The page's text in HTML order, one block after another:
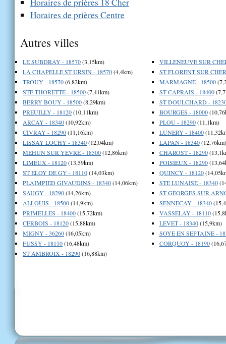
Horaires de prières Centre
Autres villes
LE SUBDRAY - 18570(3,15km)
LA CHAPELLE ST URSIN - 18570(4,4km)
TROUY - 18570(6,82km)
STE THORETTE - 18500(7,41km)
BERRY BOUY - 18500(8,29km)
PREUILLY - 18120(10,11km)
ARCAY - 18340(10,92km)
CIVRAY - 18290(11,16km)
LISSAY LOCHY - 18340(12,04km)
MEHUN SUR YEVRE - 18500(12,86km)
LIMEUX - 18120(13,59km)
ST ELOY DE GY - 18110(14,03km)
PLAIMPIED GIVAUDINS - 18340(14,06km)
SAUGY - 18290(14,26km)
ALLOUIS - 18500(14,9km)
PRIMELLES - 18400(15,72km)
CERBOIS - 18120(15,88km)
MIGNY - 36260(16,05km)
FUSSY - 18110(16,48km)
ST AMBROIX - 18290(16,88km)
VILLENEUVE SUR
ST FLORENT SUR
MARMAGNE - 18500
ST CAPRAIS - 18400
ST DOULCHARD -
BOURGES - 18000
PLOU - 18290(11,1km)
LUNERY - 18400
LAPAN - 18340(12,76km)
CHAROST - 18290
POISIEUX - 18290
QUINCY - 18120
STE LUNAISE - 18340
ST GEORGES SUR
SENNECAY - 18340
VASSELAY - 18110
LEVET - 18340(15,9km)
SOYE EN SEPTAINE -
CORQUOY - 18190